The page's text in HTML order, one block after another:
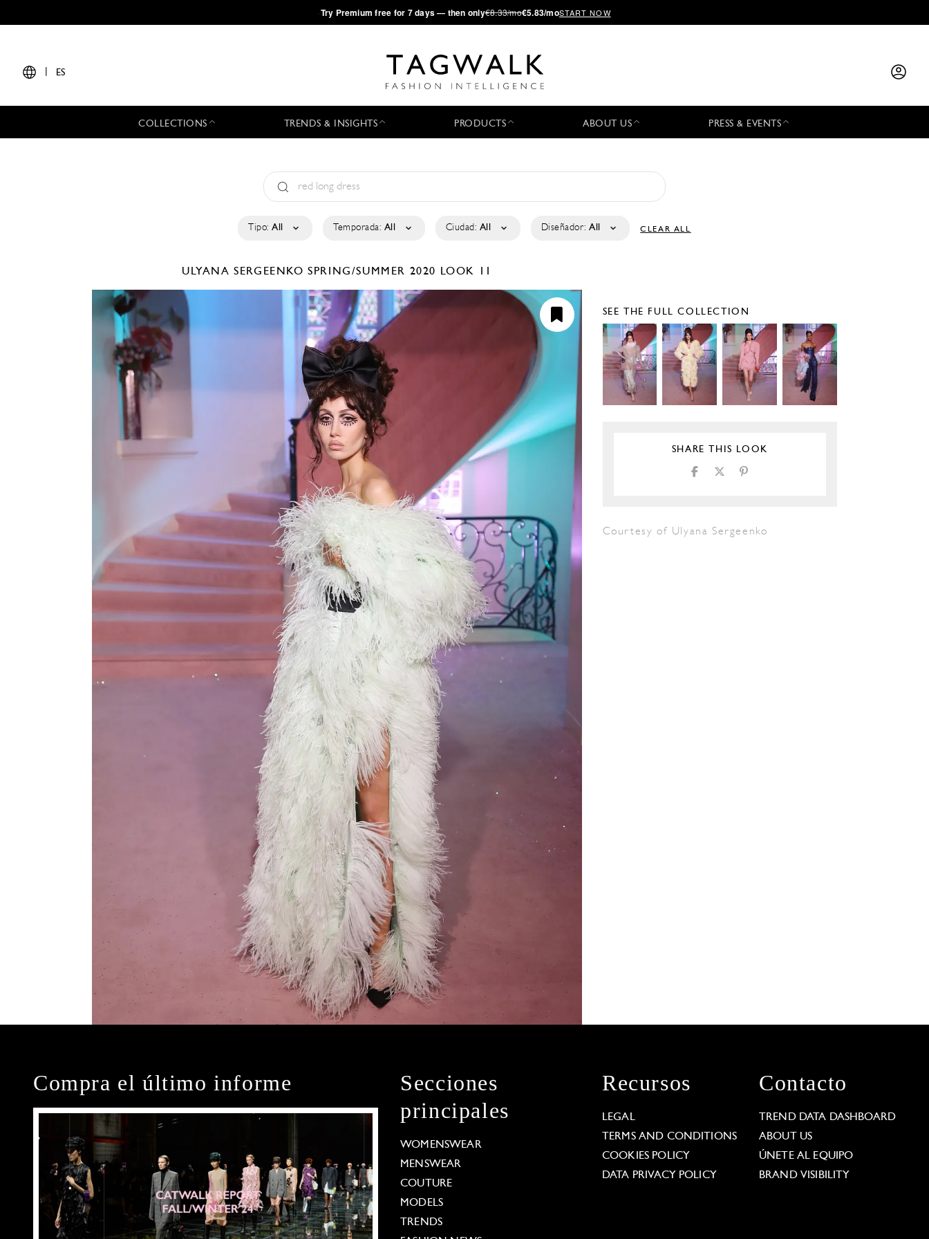
·Try Premium free for 7 days — then only€8.33/mo€5.83/moSTART NOW
ES
COLLECTIONS TRENDS & INSIGHTS PRODUCTS ABOUT US PRESS & EVENTS
Tipo: All Temporada: All Ciudad: All Diseñador: All CLEAR ALL
ULYANA SERGEENKOSPRING/SUMMER 2020 LOOK 11
SEE THE FULL COLLECTION
SHARE THIS LOOK
Courtesy of Ulyana Sergeenko
Compra el último informe
Secciones
principales
WOMENSWEAR
MENSWEAR
COUTURE
MODELS
TRENDS
Recursos
LEGAL
TERMS AND CONDITIONS
COOKIES POLICY
DATA PRIVACY POLICY
Contacto
TREND DATA DASHBOARD
ABOUT US
ÚNETE AL EQUIPO
BRAND VISIBILITY